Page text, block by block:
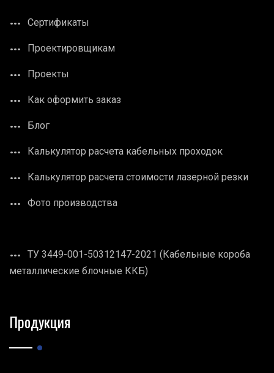
Сертификаты
Проектировщикам
Проекты
Как оформить заказ
Блог
Калькулятор расчета кабельных проходок
Калькулятор расчета стоимости лазерной резки
Фото производства
ТУ 3449-001-50312147-2021 (Кабельные короба
металлические блочные ККБ)
Продукция